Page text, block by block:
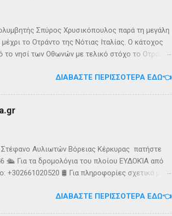
Σπύρος Χρυσικόπουλος παρά τη μεγάλη
το Οτράντο της Νότιας Ιταλίας. Ο κάτοχος
το νησί των Οθωνών με τελικό στόχο το Οτράντο
στόχο, η θάλασσα αγρίεψε και οι συνθήκες
μας στο Instagram 👉 Ακολουθήστε μας στο
ΔΙΑΒΆΣΤΕ ΠΕΡΙΣΣΌΤΕΡΑ ΕΔΏ👈
Αυλιωτών Βόρειας Κέρκυρας πατήστε
Για τα δρομολόγια του πλοίου ΕΥΔΟΚΊΑ από
🛢️ Για πληροφορίες σχετικά με
και στο Instagram 📬Εγγραφείτε στο
ΔΙΑΒΆΣΤΕ ΠΕΡΙΣΣΌΤΕΡΑ ΕΔΏ👈